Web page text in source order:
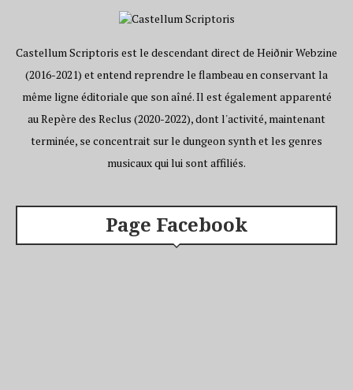
Castellum Scriptoris est le descendant direct de Heiðnir Webzine
(2016-2021) et entend reprendre le flambeau en conservant la
même ligne éditoriale que son aîné. Il est également apparenté
au Repère des Reclus (2020-2022), dont l'activité, maintenant
terminée, se concentrait sur le dungeon synth et les genres
musicaux qui lui sont affiliés.
Page Facebook